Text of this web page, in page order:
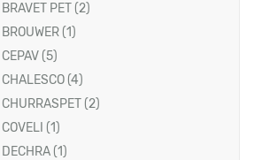
BRAVET PET (2)
BROUWER (1)
CEPAV (5)
CHALESCO (4)
CHURRASPET (2)
COVELI (1)
DECHRA (1)